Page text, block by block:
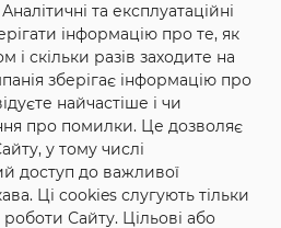
та експлуатаційні
інформацію про те, як
і скільки разів заходите на
зберігає інформацію про
найчастіше і чи
про помилки. Це дозволяє
у тому числі
доступ до важливої
Ці cookies слугують тільки
Сайту. Цільові або